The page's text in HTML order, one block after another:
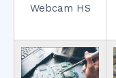
Webcam HS